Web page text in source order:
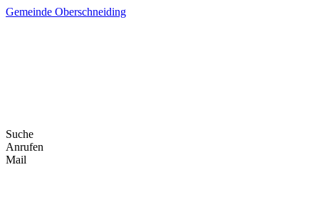
Skip
Gemeinde Oberschneiding
Suche
Anrufen
Mail